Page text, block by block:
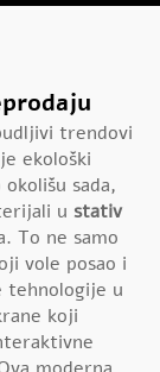
trendovi
ekološki
sada,
u stativ
To ne samo
vole posao i
tehnologije u
koji